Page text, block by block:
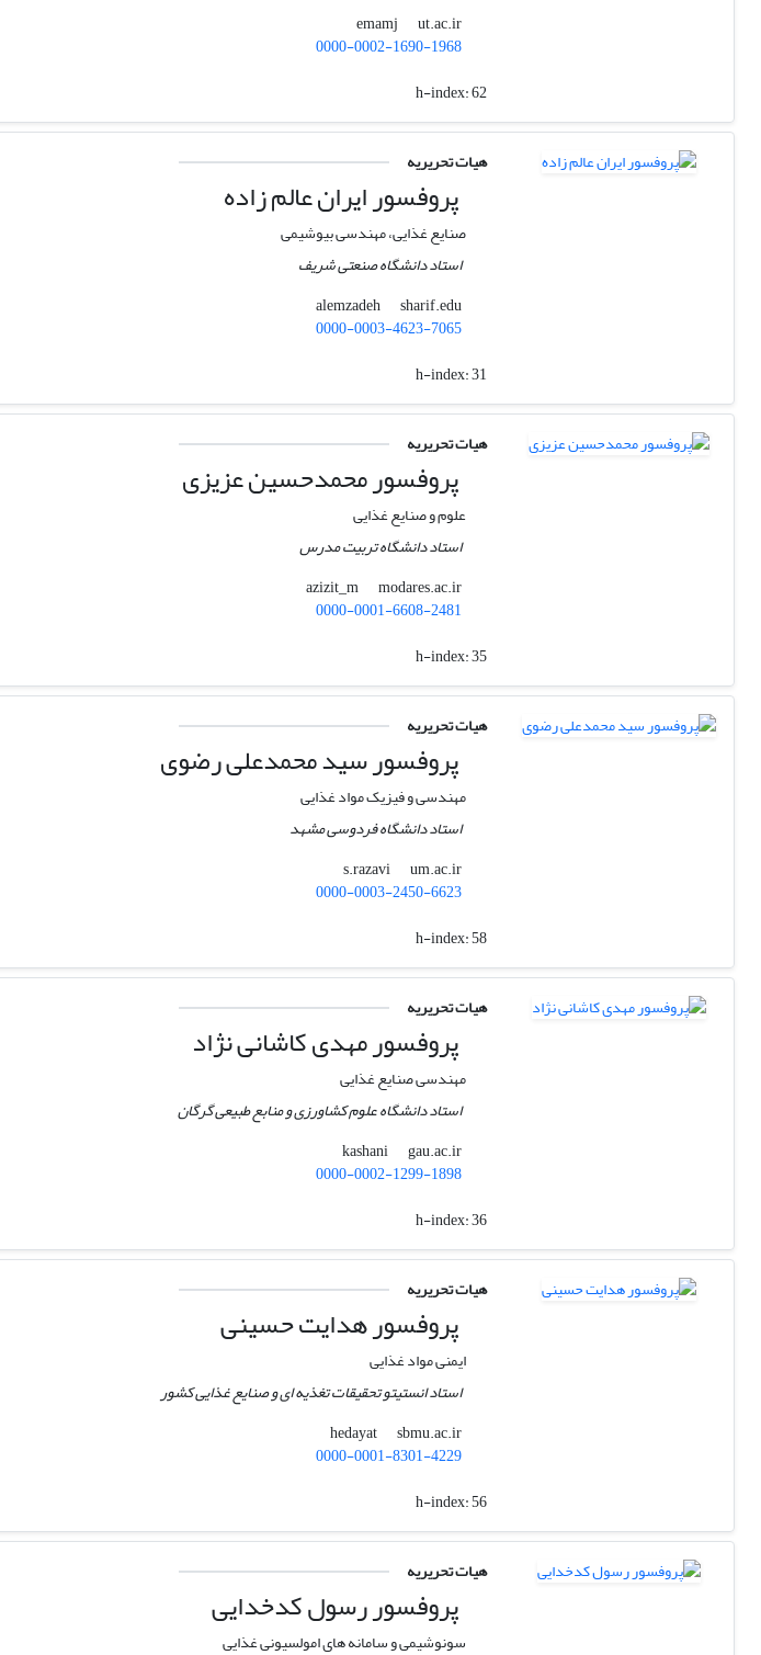
emamj
ut.ac.ir
0000-0002-1690-1968
h-index:62
هیات تحریریه
پروفسور ایران عالم زاده
صنایع غذایی، مهندسی بیوشیمی
استاد دانشگاه صنعتی شریف
alemzadeh
sharif.edu
0000-0003-4623-7065
h-index:31
هیات تحریریه
پروفسور محمدحسین عزیزی
علوم و صنایع غذایی
استاد دانشگاه تربیت مدرس
azizit_m
modares.ac.ir
0000-0001-6608-2481
h-index:35
هیات تحریریه
پروفسور سید محمدعلی رضوی
مهندسی و فیزیک مواد غذایی
استاد دانشگاه فردوسی مشهد
s.razavi
um.ac.ir
0000-0003-2450-6623
h-index:58
هیات تحریریه
پروفسور مهدی کاشانی نژاد
مهندسی صنایع غذایی
استاد دانشگاه علوم کشاورزی و منابع طبیعی گرگان
kashani
gau.ac.ir
0000-0002-1299-1898
h-index:36
هیات تحریریه
پروفسور هدایت حسینی
ایمنی مواد غذایی
استاد انستیتو تحقیقات تغذیه ای و صنایع غذایی کشور
hedayat
sbmu.ac.ir
0000-0001-8301-4229
h-index:56
هیات تحریریه
پروفسور رسول کدخدایی
سونوشیمی و سامانه های امولسیونی غذایی